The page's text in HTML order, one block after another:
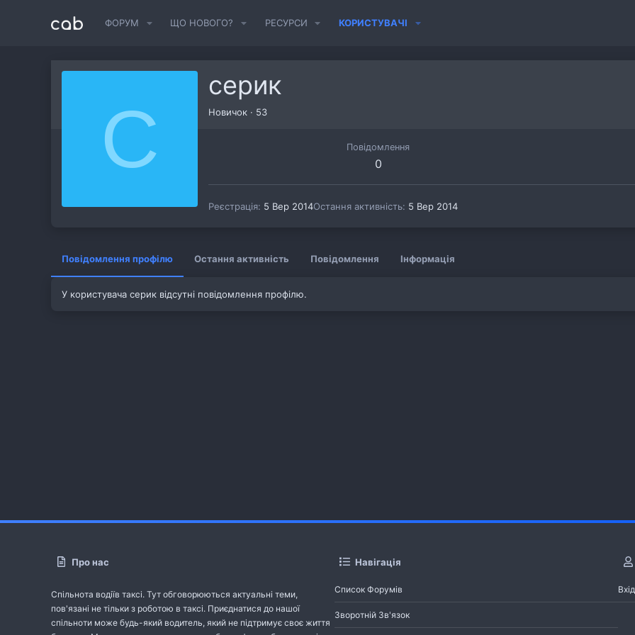
ФОРУМ ЩО НОВОГО? РЕСУРСИ КОРИСТУВАЧІ
С
серик
Новичок · 53
Повідомлення
0
Реєстрація 5 Вер 2014Остання активність 5 Вер 2014
Повідомлення профілю Остання активність Повідомлення Інформація
У користувача серик відсутні повідомлення профілю.
Про нас
Спільнота водіїв таксі. Тут обговорюються актуальні теми,
пов'язані не тільки з роботою в таксі. Приєднатися до нашої
спільноти може будь-який водитель, який не підтримує своє життя
Навігація
Список Форумів
Зворотній Зв'язок
Вхід